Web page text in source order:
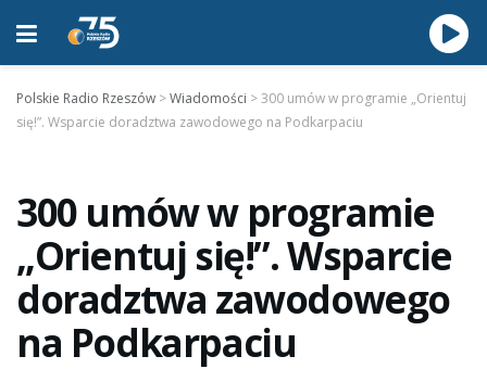
Polskie Radio Rzeszów >Wiadomości >300 umów w programie „Orientuj
się!”. Wsparcie doradztwa zawodowego na Podkarpaciu
300 umów w programie
„Orientuj się!”. Wsparcie
doradztwa zawodowego
na Podkarpaciu